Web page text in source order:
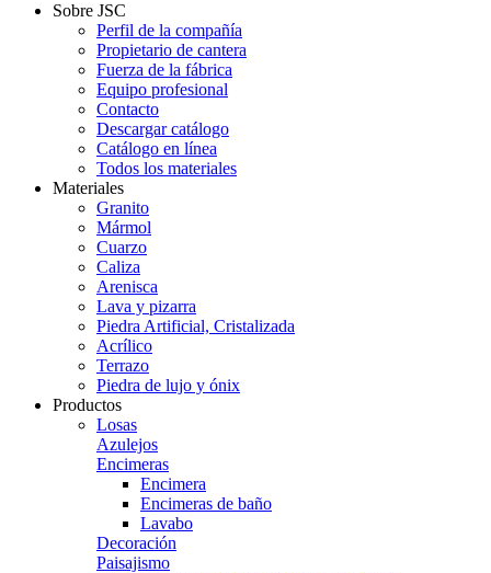
Sobre JSC
Perfil de la compañía
Propietario de cantera
Fuerza de la fábrica
Equipo profesional
Contacto
Descargar catálogo
Catálogo en línea
Todos los materiales
Materiales
Granito
Mármol
Cuarzo
Caliza
Arenisca
Lava y pizarra
Piedra Artificial, Cristalizada
Acrílico
Terrazo
Piedra de lujo y ónix
Productos
Losas
Azulejos
Encimeras
Encimera
Encimeras de baño
Lavabo
Decoración
Paisajismo